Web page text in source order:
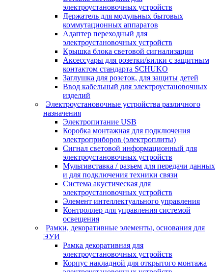
электроустановочных устройств
Держатель для модульных бытовых
коммутационных аппаратов
Адаптер переходный для
электроустановочных устройств
Крышка блока световой сигнализации
Аксессуары для розетки/вилки с защитным
контактом стандарта SCHUKO
Заглушка для розеток, для защиты детей
Ввод кабельный для электроустановочных
изделий
Электроустановочные устройства различного
назначения
Электропитание USB
Коробка монтажная для подключения
электроприборов (электроплиты)
Сигнал световой информационный для
электроустановочных устройств
Мультивставка / разъем для передачи данных
и для подключения техники связи
Система акустическая для
электроустановочных устройств
Элемент интеллектуального управления
Контроллер для управления системой
освещения
Рамки, декоративные элементы, основания для
ЭУИ
Рамка декоративная для
электроустановочных устройств
Корпус накладной для открытого монтажа